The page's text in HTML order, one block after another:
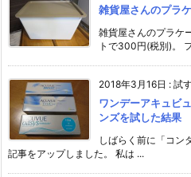
雑貨屋さんのプラ
雑貨屋さんのプラケ
トで300円(税別)。
2018年3月16日 : 試
ワンデーアキュビ
ンズを試した結果
しばらく前に「コン
記事をアップしました。 私は ...